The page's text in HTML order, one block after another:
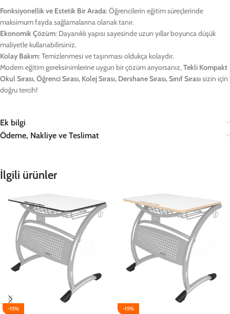
Fonksiyonellik ve Estetik Bir Arada: Öğrencilerin eğitim süreçlerinde
maksimum fayda sağlamalarına olanak tanır.
Ekonomik Çözüm: Dayanıklı yapısı sayesinde uzun yıllar boyunca düşük
maliyetle kullanabilirsiniz.
Kolay Bakım: Temizlenmesi ve taşınması oldukça kolaydır.
Modern eğitim gereksinimlerine uygun bir çözüm arıyorsanız,Tekli Kompakt
Okul Sırası, Öğrenci Sırası, Kolej Sırası, Dershane Sırası, Sınıf Sırasısizin için
doğru tercih!
Ek bilgi
Ödeme, Nakliye ve Teslimat
İlgili ürünler
-15% -15%